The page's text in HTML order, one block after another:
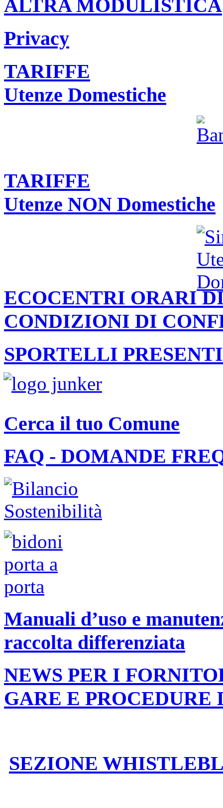
ALTRA MODULISTICA
Privacy
TARIFFE
Utenze Domestiche
TARIFFE
Utenze NON Domestiche
ECOCENTRI ORARI
CONDIZIONI DI
SPORTELLI
Cerca il tuo Comune
FAQ - DOMANDE
Manuali d’uso e
raccolta differenziata
NEWS PER I
GARE E PROCEDURE
SEZIONE